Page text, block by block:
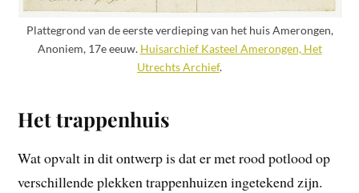
Plattegrond van de eerste verdieping van het huis Amerongen,
Anoniem, 17e eeuw. Huisarchief Kasteel Amerongen, Het
Utrechts Archief.
Het trappenhuis
Wat opvalt in dit ontwerp is dat er met rood potlood op
verschillende plekken trappenhuizen ingetekend zijn.